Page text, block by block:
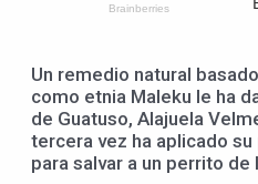
Un remedio natural
como etnia Maleku le ha
de Guatuso, Alajuela
tercera vez ha aplicado
para salvar a un perrito de